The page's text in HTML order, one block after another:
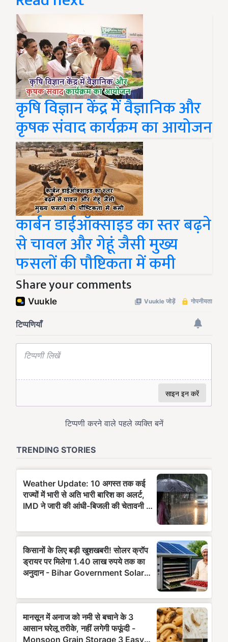
कृषि विज्ञान केंद्र में वैज्ञानिक और
कृषक संवाद कार्यक्रम का आयोजन
कार्बन डाईऑक्साइड का स्तर बढ़ने
से चावल और गेहूं जैसी मुख्य
फसलों की पौष्टिकता में कमी
Share your comments